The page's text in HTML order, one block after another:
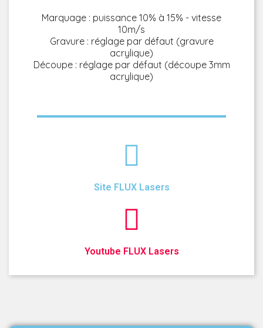
Marquage : puissance 10% à 15% - vitesse
10m/s
Gravure : réglage par défaut (gravure
acrylique)
Découpe : réglage par défaut (découpe 3mm
acrylique)
Site FLUX Lasers
Youtube FLUX Lasers